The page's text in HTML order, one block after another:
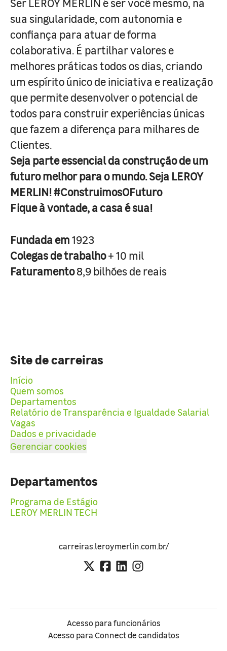
sua singularidade, com autonomia e
confiança para atuar de forma
colaborativa. É partilhar valores e
melhores práticas todos os dias, criando
um espírito único de iniciativa e realização
que permite desenvolver o potencial de
todos para construir experiências únicas
que fazem a diferença para milhares de
Clientes.
Seja parte essencial da construção de um
futuro melhor para o mundo. Seja LEROY
MERLIN! #ConstruimosOFuturo
Fique à vontade, a casa é sua!
Fundada em1923
Colegas de trabalho+ 10 mil
Faturamento8,9 bilhões de reais
Site de carreiras
Início
Quem somos
Departamentos
Relatório de Transparência e Igualdade Salarial
Vagas
Dados e privacidade
Gerenciar cookies
Departamentos
Programa de Estágio
LEROY MERLIN TECH
carreiras.leroymerlin.com.br/
Acesso para funcionários
Acesso para Connect de candidatos